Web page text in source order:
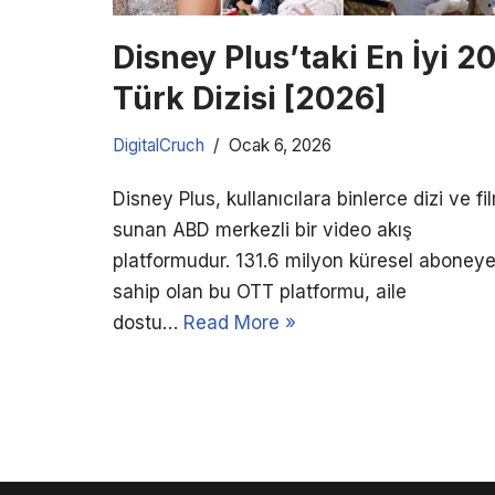
Disney Plus’taki En İyi 20
Türk Dizisi [2026]
DigitalCruch Ocak 6, 2026
Disney Plus, kullanıcılara binlerce dizi ve
sunan ABD merkezli bir video akış
platformudur. 131.6 milyon küresel aboneye
sahip olan bu OTT platformu, aile
dostu… Read More »